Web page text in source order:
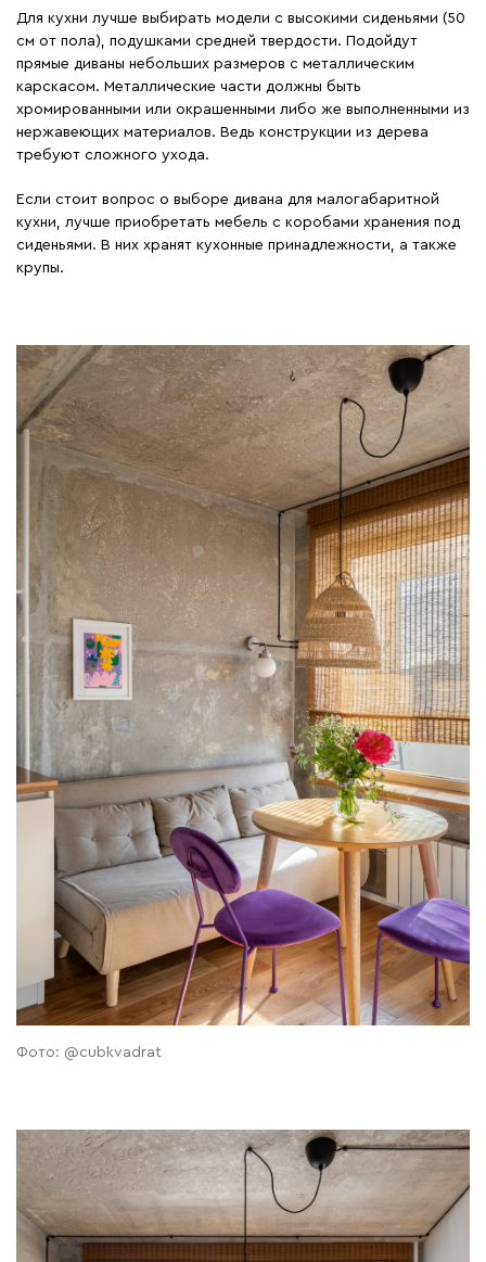
Для кухни лучше выбирать модели с высокими сиденьями (50
см от пола), подушками средней твердости. Подойдут
прямые диваны небольших размеров с металлическим
карскасом. Металлические части должны быть
хромированными или окрашенными либо же выполненными из
нержавеющих материалов. Ведь конструкции из дерева
требуют сложного ухода.
Если стоит вопрос о выборе дивана для малогабаритной
кухни, лучше приобретать мебель с коробами хранения под
сиденьями. В них хранят кухонные принадлежности, а также
крупы.
Фото: @cubkvadrat